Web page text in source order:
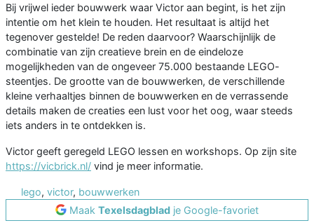
Bij vrijwel ieder bouwwerk waar Victor aan begint, is het zijn
intentie om het klein te houden. Het resultaat is altijd het
tegenover gestelde! De reden daarvoor? Waarschijnlijk de
combinatie van zijn creatieve brein en de eindeloze
mogelijkheden van de ongeveer 75.000 bestaande LEGO-
steentjes. De grootte van de bouwwerken, de verschillende
kleine verhaaltjes binnen de bouwwerken en de verrassende
details maken de creaties een lust voor het oog, waar steeds
iets anders in te ontdekken is.
Victor geeft geregeld LEGO lessen en workshops. Op zijn site
https://vicbrick.nl/ vind je meer informatie.
lego, victor, bouwwerken
Maak Texelsdagblad je Google-favoriet